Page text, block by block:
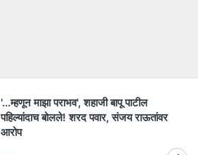
'...म्हणून माझा पराभव', शहाजी बापू पाटील
पहिल्यांदाच बोलले! शरद पवार, संजय राऊतांवर
आरोप